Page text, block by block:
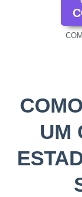
COM
UM